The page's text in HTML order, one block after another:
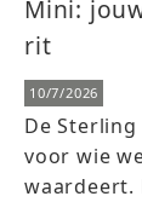
Mini:
rit
10/7/2026
De
voor wie
waardeert.